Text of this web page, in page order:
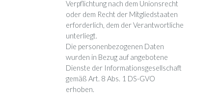
Verpflichtung nach dem Unionsrecht
oder dem Recht der Mitgliedstaaten
erforderlich, dem der Verantwortliche
unterliegt.
Die personenbezogenen Daten
wurden in Bezug auf angebotene
Dienste der Informationsgesellschaft
gemäß Art. 8 Abs. 1 DS-GVO
erhoben.